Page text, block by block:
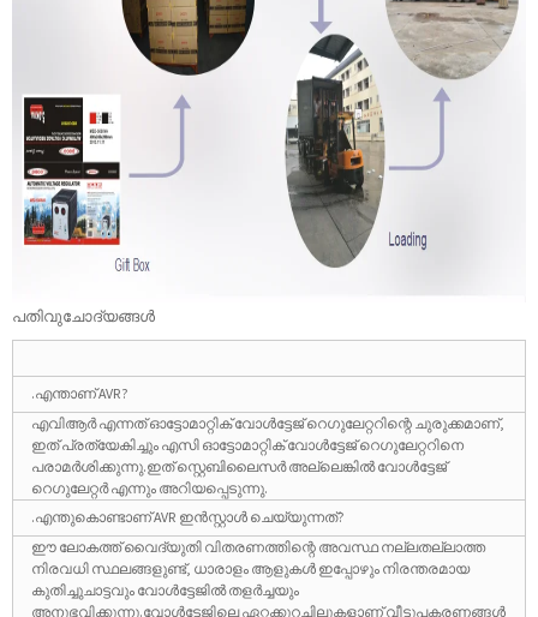
പതിവുചോദ്യങ്ങൾ
.എന്താണ് AVR?
എവിആർ എന്നത് ഓട്ടോമാറ്റിക് വോൾട്ടേജ് റെഗുലേറ്ററിന്റെ ചുരുക്കമാണ്,
ഇത് പ്രത്യേകിച്ചും എസി ഓട്ടോമാറ്റിക് വോൾട്ടേജ് റെഗുലേറ്ററിനെ
പരാമർശിക്കുന്നു.ഇത് സ്റ്റെബിലൈസർ അല്ലെങ്കിൽ വോൾട്ടേജ്
റെഗുലേറ്റർ എന്നും അറിയപ്പെടുന്നു.
.എന്തുകൊണ്ടാണ് AVR ഇൻസ്റ്റാൾ ചെയ്യുന്നത്?
ഈ ലോകത്ത് വൈദ്യുതി വിതരണത്തിന്റെ അവസ്ഥ നല്ലതല്ലാത്ത
നിരവധി സ്ഥലങ്ങളുണ്ട്, ധാരാളം ആളുകൾ ഇപ്പോഴും നിരന്തരമായ
കുതിച്ചുചാട്ടവും വോൾട്ടേജിൽ തളർച്ചയും
അനുഭവിക്കുന്നു.വോൾട്ടേജിലെ ഏറ്റക്കുറച്ചിലുകളാണ് വീട്ടുപകരണങ്ങൾ